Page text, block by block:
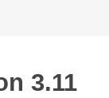
3.11